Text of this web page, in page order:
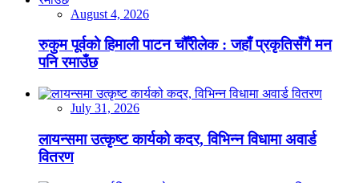
August 4, 2026
रुकुम पूर्वको हिमाली पाटन चौँरीलेक : जहाँ प्रकृतिसँगै मन
पनि रमाउँछ
July 31, 2026
लायन्समा उत्कृष्ट कार्यको कदर, विभिन्न विधामा अवार्ड
वितरण